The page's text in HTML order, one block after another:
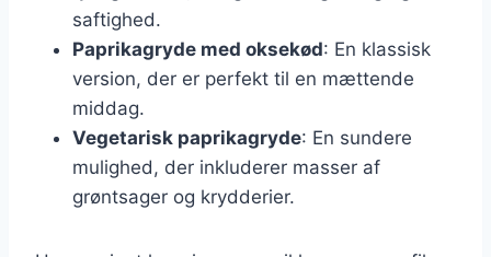
saftighed.
Paprikagryde med oksekød: En klassisk
version, der er perfekt til en mættende
middag.
Vegetarisk paprikagryde: En sundere
mulighed, der inkluderer masser af
grøntsager og krydderier.